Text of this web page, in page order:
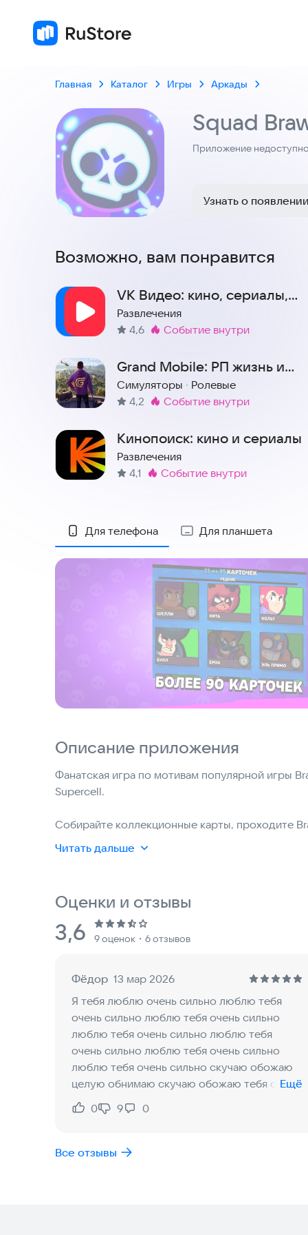
Главная Каталог Игры Аркады
Squad
Приложение недоступно
Узнать о
Возможно, вам понравится
VK Видео: кино, сериалы,
ТВ, мультфильмы и клипы
Развлечения
4,6
Метка:
событие внутри
Grand Mobile: РП жизнь и
гонки онлайн
Симуляторы · Ролевые
4,2
Метка:
событие внутри
Кинопоиск: кино и сериалы
Развлечения
4,1
Метка:
событие внутри
Для телефона Для планшета
Описание приложения
Фанатская игра по мотивам популярной игры
Supercell.
Собирайте коллекционные карты, проходите
наслаждайтесь событиями сообщества.
• Богатая коллекция: Открывайте
• Награды без остановки: Ежедневные
ценными призами.
«Звездопаде»! А еще вас ждут особые
прокачки и улучшений.
Внутриигровой магазин для покупок
внутриигровую валюту и он не имеет
Коллекционные карты можно получать с
временных событий
несёт за него ответственность.
Читать дальше
Оценки и отзывы
Рейтинг:
3,6 9 оценок ・6 отзывов
Фёдор 13 мар 2026
Я тебя люблю очень сильно люблю тебя
очень сильно люблю тебя очень сильно
люблю тебя очень сильно люблю тебя
очень сильно люблю тебя очень сильно
люблю тебя очень сильно скучаю обожаю
целую обнимаю скучаю обожаю тебя очень
сильно люблю тебя очень сильно скучаю
обожаю тебя моя любимая учительница
моя девочка любимая моя девочка моя
Ещё
Нравится:
0
Не нравится:
9 0
Все отзывы